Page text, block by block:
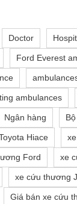
Doctor
Ford Everest
ambulances
Ngân hàng
Hiace
Ford xe
xe cứu thương
Giá bán xe cứu